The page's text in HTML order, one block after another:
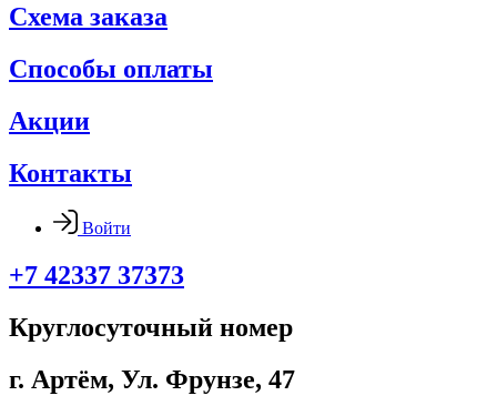
Схема заказа
Способы оплаты
Акции
Контакты
Войти
+7 42337 37373
Круглосуточный номер
г. Артём, ​Ул. Фрунзе, 47